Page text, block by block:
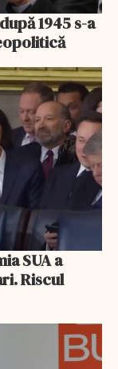
1945 s-a
SUA a
Riscul